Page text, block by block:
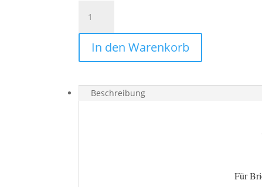
bunte
FEDERN
Aquarell
2
In den Warenkorb
Beschreibung
Für